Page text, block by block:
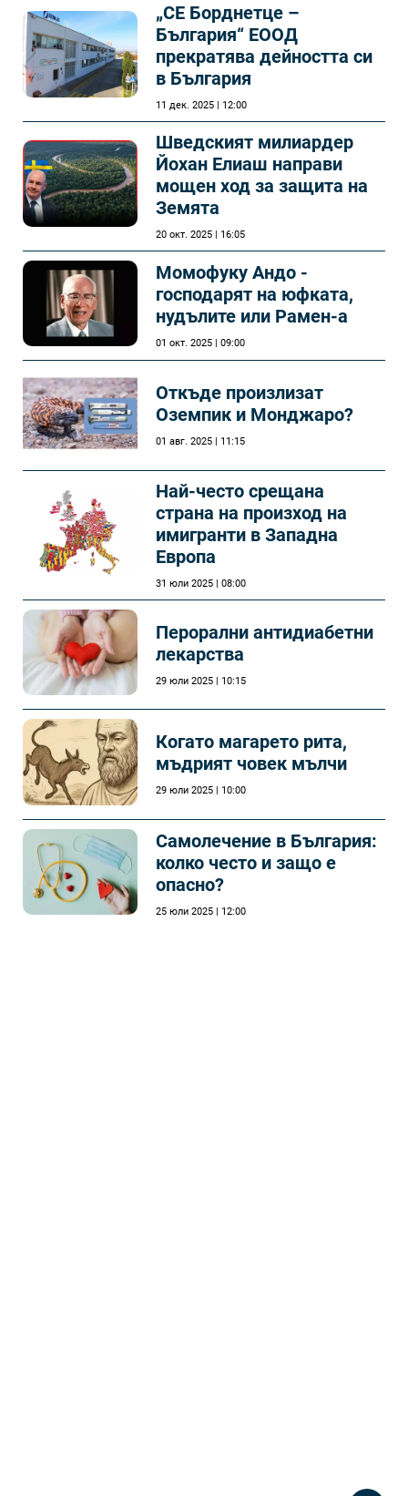
„СЕ Борднетце –
България“ ЕООД
прекратява дейността си
в България
11 дек. 2025 | 12:00
Шведският милиардер
Йохан Елиаш направи
мощен ход за защита на
Земята
20 окт. 2025 | 16:05
Момофуку Андо -
господарят на юфката,
нудълите или Рамен-а
01 окт. 2025 | 09:00
Откъде произлизат
Оземпик и Монджаро?
01 авг. 2025 | 11:15
Най-често срещана
страна на произход на
имигранти в Западна
Европа
31 юли 2025 | 08:00
Перорални антидиабетни
лекарства
29 юли 2025 | 10:15
Когато магарето рита,
мъдрият човек мълчи
29 юли 2025 | 10:00
Самолечeние в България:
колко често и защо е
опасно?
25 юли 2025 | 12:00